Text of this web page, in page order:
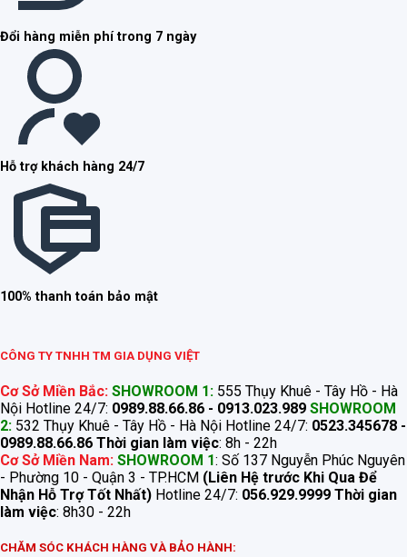
Đổi hàng miễn phí trong 7 ngày
Hỗ trợ khách hàng 24/7
100% thanh toán bảo mật
CÔNG TY TNHH TM GIA DỤNG VIỆT
Cơ Sở Miền Bắc: SHOWROOM 1: 555 Thụy Khuê - Tây Hồ - Hà
Nội Hotline 24/7: 0989.88.66.86 - 0913.023.989 SHOWROOM
2: 532 Thụy Khuê - Tây Hồ - Hà Nội Hotline 24/7: 0523.345678 -
0989.88.66.86 Thời gian làm việc: 8h - 22h
Cơ Sở Miền Nam: SHOWROOM 1: Số 137 Nguyễn Phúc Nguyên
- Phường 10 - Quận 3 - TP.HCM (Liên Hệ trước Khi Qua Để
Nhận Hỗ Trợ Tốt Nhất) Hotline 24/7: 056.929.9999 Thời gian
làm việc: 8h30 - 22h
CHĂM SÓC KHÁCH HÀNG VÀ BẢO HÀNH: